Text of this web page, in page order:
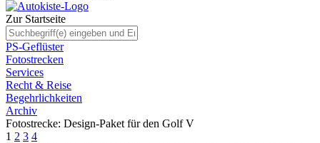
Zur Startseite
PS-Geflüster
Fotostrecken
Services
Recht & Reise
Begehrlichkeiten
Archiv
Fotostrecke: Design-Paket für den Golf V
1 2 3 4